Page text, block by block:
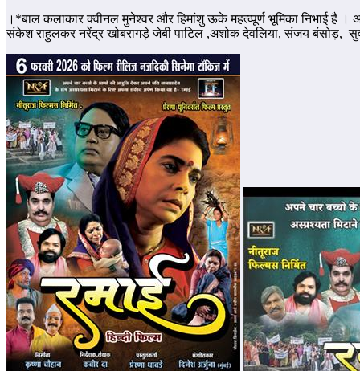
।*बाल कलाकार क्वीनल मुनेश्वर और हिमांशु ऊके महत्व्पूर्ण भूमिका निभाई है ।
संकेश राहुलकर नरेंद्र खोबरागड़े जेबी पाटिल ,अशोक देवलिया, संजय बंसोड़,